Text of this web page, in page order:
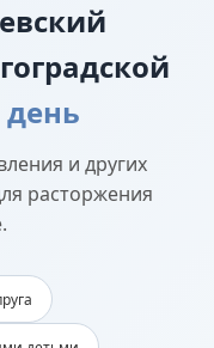
день
и других
расторжения